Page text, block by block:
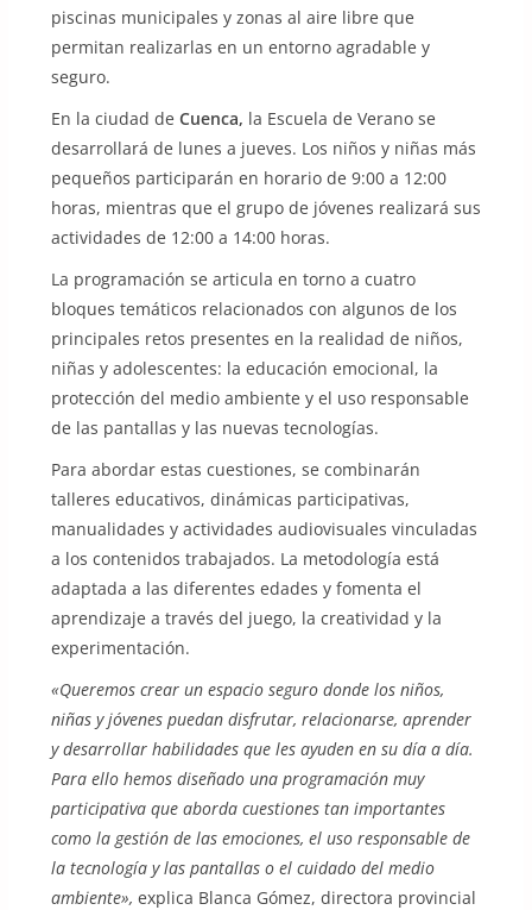
piscinas municipales y zonas al aire libre que
permitan realizarlas en un entorno agradable y
seguro.
En la ciudad de Cuenca, la Escuela de Verano se
desarrollará de lunes a jueves. Los niños y niñas más
pequeños participarán en horario de 9:00 a 12:00
horas, mientras que el grupo de jóvenes realizará sus
actividades de 12:00 a 14:00 horas.
La programación se articula en torno a cuatro
bloques temáticos relacionados con algunos de los
principales retos presentes en la realidad de niños,
niñas y adolescentes: la educación emocional, la
protección del medio ambiente y el uso responsable
de las pantallas y las nuevas tecnologías.
Para abordar estas cuestiones, se combinarán
talleres educativos, dinámicas participativas,
manualidades y actividades audiovisuales vinculadas
a los contenidos trabajados. La metodología está
adaptada a las diferentes edades y fomenta el
aprendizaje a través del juego, la creatividad y la
experimentación.
«Queremos crear un espacio seguro donde los niños,
niñas y jóvenes puedan disfrutar, relacionarse, aprender
y desarrollar habilidades que les ayuden en su día a día.
Para ello hemos diseñado una programación muy
participativa que aborda cuestiones tan importantes
como la gestión de las emociones, el uso responsable de
la tecnología y las pantallas o el cuidado del medio
ambiente», explica Blanca Gómez, directora provincial